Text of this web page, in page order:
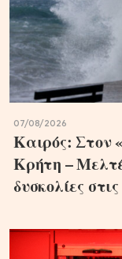
07/08/2026
Καιρός: Στον
Κρήτη –
δυσκολίες